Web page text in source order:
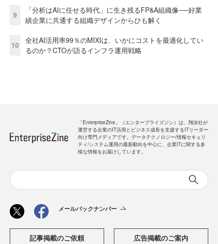
9
「分析はAIに任せる時代」に生き残るFP&A組織像──好業
績企業に共通する組織デザインからひも解く
10
全社AI活用率99％のMIXIは、いかにコストを最適化してい
るのか？CTOが語るインフラ運用戦略
「EnterpriseZine」（エンタープライズジン）は、翔泳社が
運営する企業のIT活用とビジネス成長を支援するITリーダー
向け専門メディアです。データテクノロジー/情報セキュリ
ティ/システム運用の最新動向を中心に、企業ITに関する多
様な情報をお届けしています。
メールバックナンバー
記事掲載のご依頼 広告掲載のご案内